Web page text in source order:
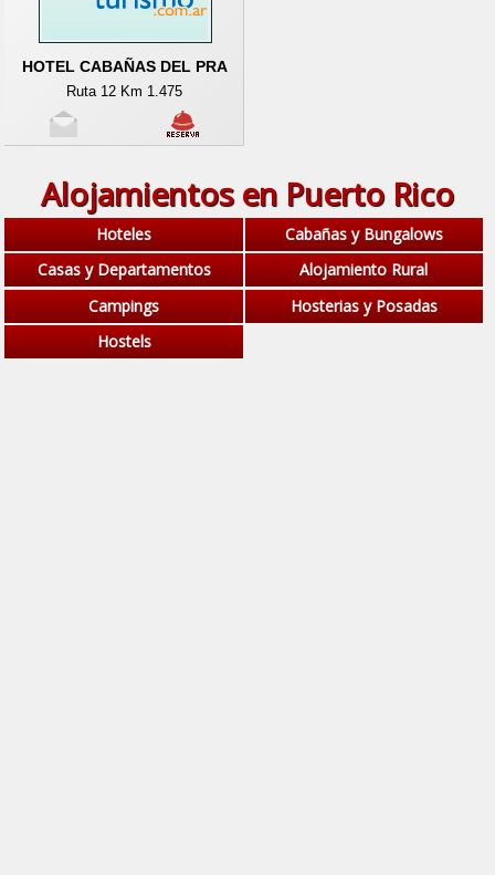
HOTEL CABAÑAS DEL PRA
Ruta 12 Km 1.475
Alojamientos en Puerto Rico
Hoteles
Cabañas y Bungalows
Casas y Departamentos
Alojamiento Rural
Campings
Hosterias y Posadas
Hostels